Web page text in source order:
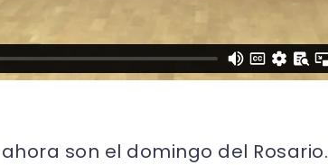
son el domingo del Rosario.